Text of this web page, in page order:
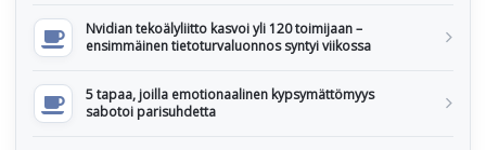
Nvidian tekoälyliitto kasvoi yli 120 toimijaan –
ensimmäinen tietoturvaluonnos syntyi viikossa
5 tapaa, joilla emotionaalinen kypsymättömyys
sabotoi parisuhdetta